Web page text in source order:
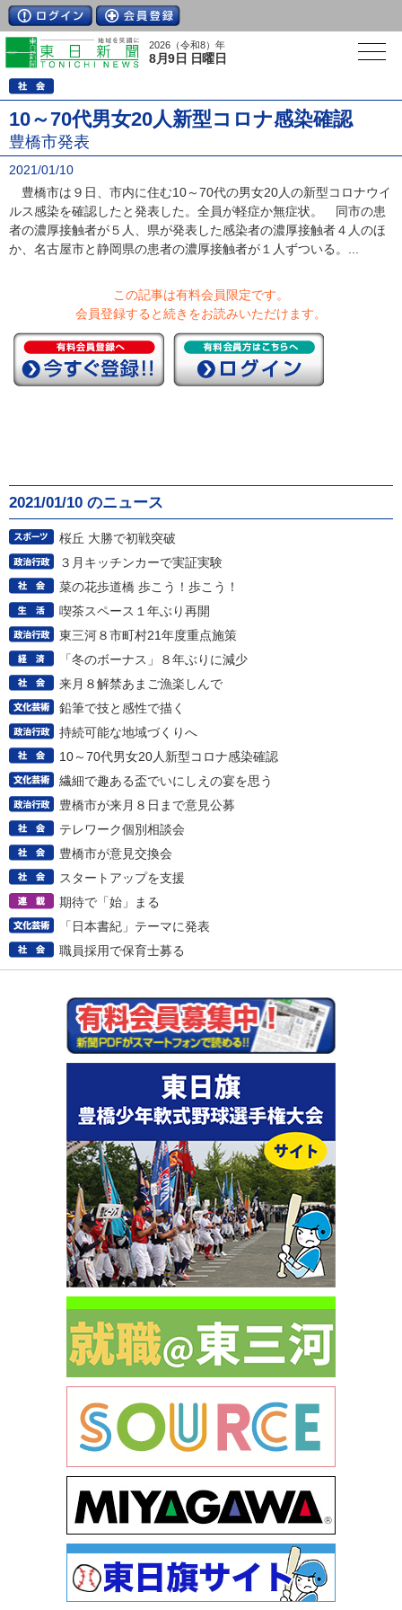
2026（令和8）年
8月9日 日曜日
10～70代男女20人新型コロナ感染確認
豊橋市発表
2021/01/10
豊橋市は９日、市内に住む10～70代の男女20人の新型コロナウイ
ルス感染を確認したと発表した。全員が軽症か無症状。 同市の患
者の濃厚接触者が５人、県が発表した感染者の濃厚接触者４人のほ
か、名古屋市と静岡県の患者の濃厚接触者が１人ずついる。...
この記事は有料会員限定です。
会員登録すると続きをお読みいただけます。
2021/01/10 のニュース
桜丘 大勝で初戦突破
３月キッチンカーで実証実験
菜の花歩道橋 歩こう！歩こう！
喫茶スペース１年ぶり再開
東三河８市町村21年度重点施策
「冬のボーナス」８年ぶりに減少
来月８解禁あまご漁楽しんで
鉛筆で技と感性で描く
持続可能な地域づくりへ
10～70代男女20人新型コロナ感染確認
繊細で趣ある盃でいにしえの宴を思う
豊橋市が来月８日まで意見公募
テレワーク個別相談会
豊橋市が意見交換会
スタートアップを支援
期待で「始」まる
「日本書紀」テーマに発表
職員採用で保育士募る